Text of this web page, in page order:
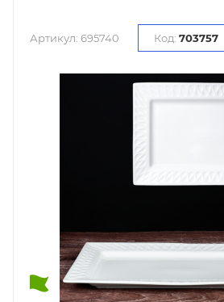
Артикул: 695740 Код: 703757